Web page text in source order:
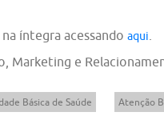
íntegra acessando aqui
Marketing e
Básica de Saúde Atenção